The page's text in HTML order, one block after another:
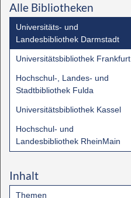
Alle Bibliotheken
Universitäts- und
Landesbibliothek Darmstadt
Universitätsbibliothek Frankfurt
Hochschul-, Landes- und
Stadtbibliothek Fulda
Universitätsbibliothek Kassel
Hochschul- und
Landesbibliothek RheinMain
Inhalt
Themen